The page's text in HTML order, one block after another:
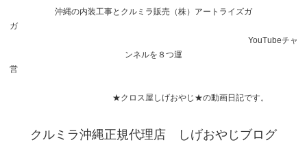
沖縄の内装工事とクルミラ販売（株）アートライズガ
ガ
YouTubeチャ
ンネルを８つ運
営
★クロス屋しげおやじ★の動画日記です。
クルミラ沖縄正規代理店 しげおやじブログ